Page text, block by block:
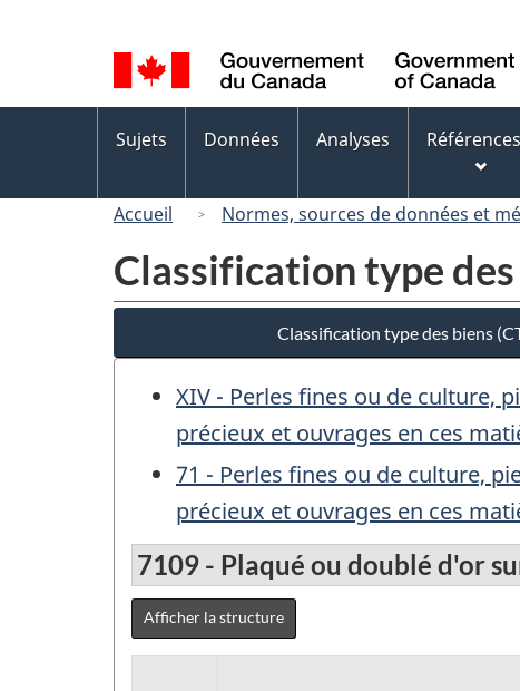
de
la
langue
des
Sujets Données Analyses Références
Accueil Normes, sources de données et
Classification type
Classification type des biens
XIV - Perles fines ou de culture,
précieux et ouvrages en ces
71 - Perles fines ou de culture,
précieux et ouvrages en ces
7109 - Plaqué ou doublé d'or
Afficher la structure